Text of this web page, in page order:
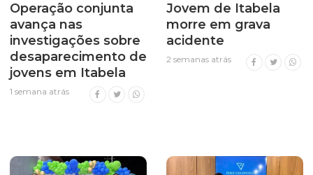
Operação conjunta
avança nas
investigações sobre
desaparecimento de
jovens em Itabela
1 semana atrás
Jovem de Itabela
morre em grava
acidente
2 semanas atrás